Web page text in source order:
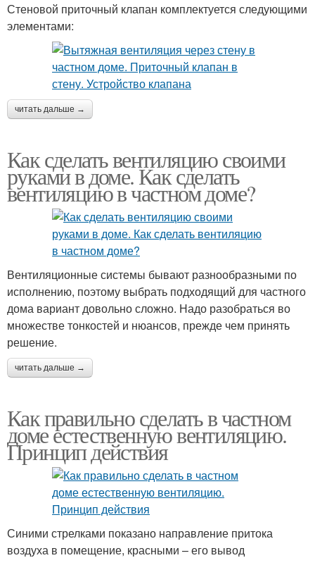
Стеновой приточный клапан комплектуется следующими
элементами:
читать дальше →
Как сделать вентиляцию своими
руками в доме. Как сделать
вентиляцию в частном доме?
Вентиляционные системы бывают разнообразными по
исполнению, поэтому выбрать подходящий для частного
дома вариант довольно сложно. Надо разобраться во
множестве тонкостей и нюансов, прежде чем принять
решение.
читать дальше →
Как правильно сделать в частном
доме естественную вентиляцию.
Принцип действия
Синими стрелками показано направление притока
воздуха в помещение, красными – его вывод